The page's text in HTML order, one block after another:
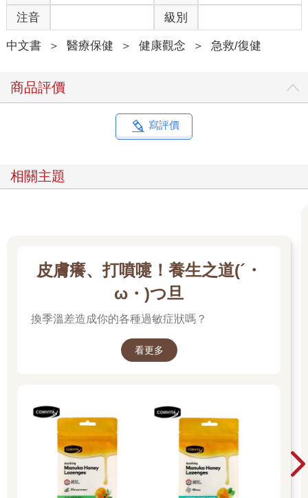
注音 級別
中文書 ＞ 醫療保健 ＞ 健康觀念 ＞ 急救/復健
商品評價
寫評價
相關主題
皮膚癢、打噴嚏！養生之道(´・
ω・)つ旦
換季溫差造成你的各種過敏症狀嗎？
看更多